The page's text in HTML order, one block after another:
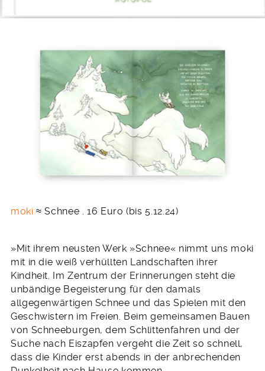
moki≈ Schnee . 16 Euro (bis 5.12.24)
»Mit ihrem neusten Werk »Schnee« nimmt uns moki
mit in die weiß verhüllten Landschaften ihrer
Kindheit. Im Zentrum der Erinnerungen steht die
unbändige Begeisterung für den damals
allgegenwärtigen Schnee und das Spielen mit den
Geschwistern im Freien. Beim gemeinsamen Bauen
von Schneeburgen, dem Schlittenfahren und der
Suche nach Eiszapfen vergeht die Zeit so schnell,
dass die Kinder erst abends in der anbrechenden